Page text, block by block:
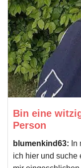
Bin eine
Person
blumenkind63:
ich hier und suche